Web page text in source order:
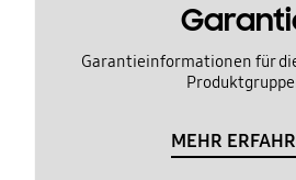
Garantieinformationen für
MEHR